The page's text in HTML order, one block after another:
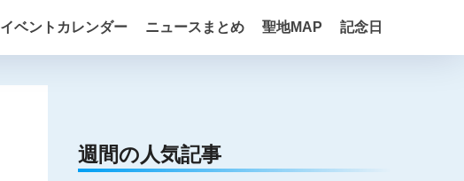
イベントカレンダー ニュースまとめ 聖地MAP 記念日
週間の人気記事